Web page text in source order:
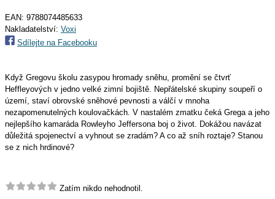
EAN: 9788074485633
Nakladatelství: Voxi
Sdílejte na Facebooku
Když Gregovu školu zasypou hromady sněhu, promění se čtvrť
Heffleyových v jedno velké zimní bojiště. Nepřátelské skupiny soupeří o
území, staví obrovské sněhové pevnosti a válčí v mnoha
nezapomenutelných koulovačkách. V nastalém zmatku čeká Grega a jeho
nejlepšího kamaráda Rowleyho Jeffersona boj o život. Dokážou navázat
důležitá spojenectví a vyhnout se zradám? A co až sníh roztaje? Stanou
se z nich hrdinové?
Zatím nikdo nehodnotil.